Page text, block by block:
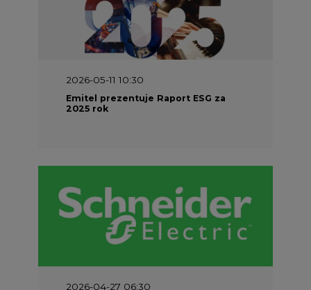
2026-05-11 10:30
Emitel prezentuje Raport ESG za
2025 rok
2026-04-27 06:30